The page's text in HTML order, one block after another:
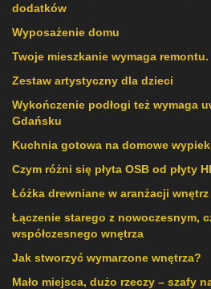
dodatków
Wyposażenie domu
Twoje mieszkanie wymaga
Zestaw artystyczny dla dzieci
Wykończenie podłogi też wymaga
Gdańsku
Kuchnia gotowa na domowe
Czym różni się płyta OSB od płyty
Łóżka drewniane w aranżacji
Łączenie starego z nowoczesnym,
współczesnego wnętrza
Jak stworzyć wymarzone wnętrza?
Mało miejsca, dużo rzeczy – szafy